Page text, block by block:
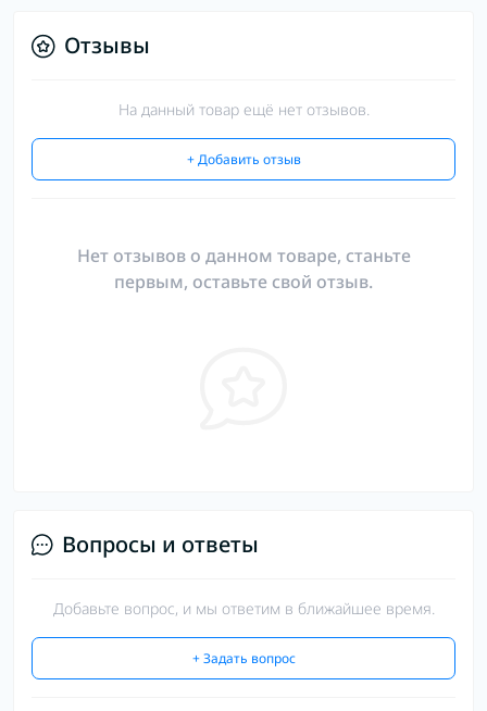
Отзывы
На данный товар ещё нет отзывов.
+ Добавить отзыв
Нет отзывов о данном товаре, станьте
первым, оставьте свой отзыв.
Вопросы и ответы
Добавьте вопрос, и мы ответим в ближайшее время.
+ Задать вопрос